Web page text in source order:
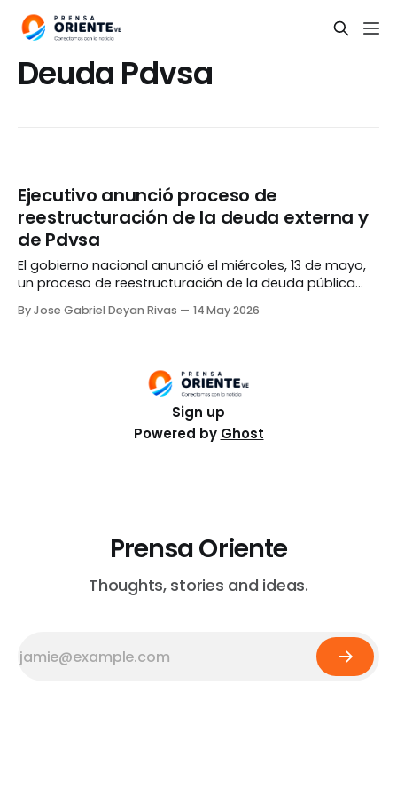
Deuda Pdvsa
Ejecutivo anunció proceso de
reestructuración de la deuda externa y
de Pdvsa
El gobierno nacional anunció el miércoles, 13 de mayo,
un proceso de reestructuración de la deuda pública
correspondientes a Petróleos de Venezuela (Pdvsa). De
«liberar al país de la carga acumulada»
By Jose Gabriel Deyan Rivas 14 May 2026
Sign up
Powered by Ghost
Prensa Oriente
Thoughts, stories and ideas.